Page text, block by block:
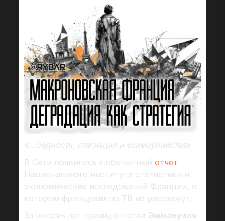
«… бедность, стагнация и «самоубийства»
В Сети появились любопытный отчет
Национального института статистики и
экономических исследований Франции, о
котором французам по ТВ не расскажут.
За восемь лет президентства Эммануэля